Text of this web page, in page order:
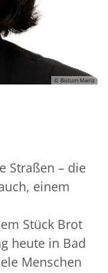
© Bistum Mainz
Straßen – die
einem
Stück Brot
heute in Bad
Menschen